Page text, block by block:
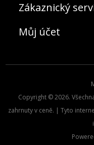
Zákaznický
Můj účet
Copyright © 2026.
zahrnuty v ceně. | Tyto